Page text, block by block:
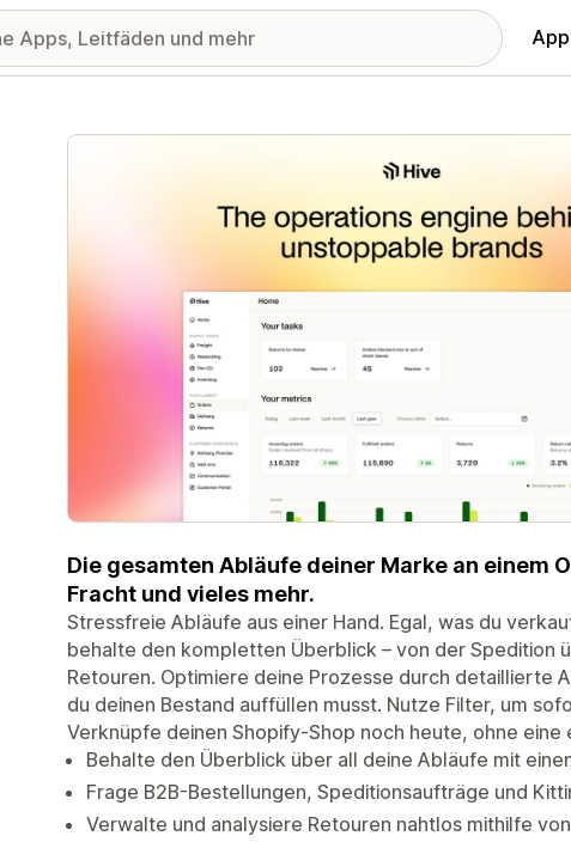
Vorgestellte Bildergalerie
Die gesamten Abläufe deiner Marke an einem
Fracht und vieles mehr.
Stressfreie Abläufe aus einer Hand. Egal, was du
behalte den kompletten Überblick – von der Spedition
Retouren. Optimiere deine Prozesse durch detaillierte
du deinen Bestand auffüllen musst. Nutze Filter, um
Verknüpfe deinen Shopify-Shop noch heute, ohne eine
Behalte den Überblick über all deine Abläufe mit
Frage B2B-Bestellungen, Speditionsaufträge und
Verwalte und analysiere Retouren nahtlos mithilfe